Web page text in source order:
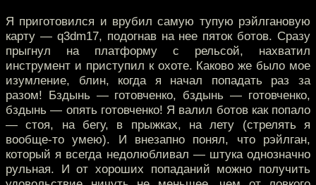
Я приготовился и врубил самую тупую рэйлгановую
карту — q3dm17, подогнав на нее пяток ботов. Сразу
прыгнул на платформу с рельсой, нахватил
инструмент и приступил к охоте. Каково же было мое
изумление, блин, когда я начал попадать раз за
разом! Бздынь — готовченко, бздынь — готовченко,
бздынь — опять готовченко! Я валил ботов как попало
— стоя, на бегу, в прыжках, на лету (стрелять я
вообще-то умею). И внезапно понял, что рэйлган,
который я всегда недолюбливал — штука однозначно
рульная. И от хороших попаданий можно получить